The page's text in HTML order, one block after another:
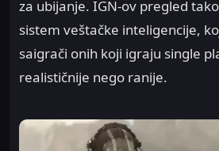
za ubijanje. IGN-ov pregled
sistem veštačke inteligencije,
saigrači onih koji igraju single
realističnije nego ranije.